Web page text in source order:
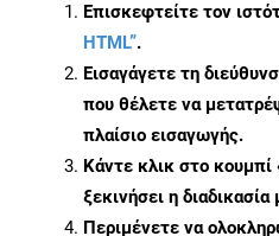
Επισκεφτείτε τον
HTML”.
Εισαγάγετε τη
που θέλετε να
πλαίσιο εισαγωγής.
Κάντε κλικ στο
ξεκινήσει η
Περιμένετε να